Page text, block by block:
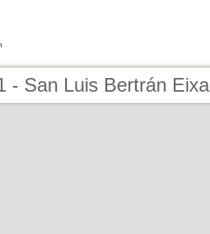
- San Luis Bertrán